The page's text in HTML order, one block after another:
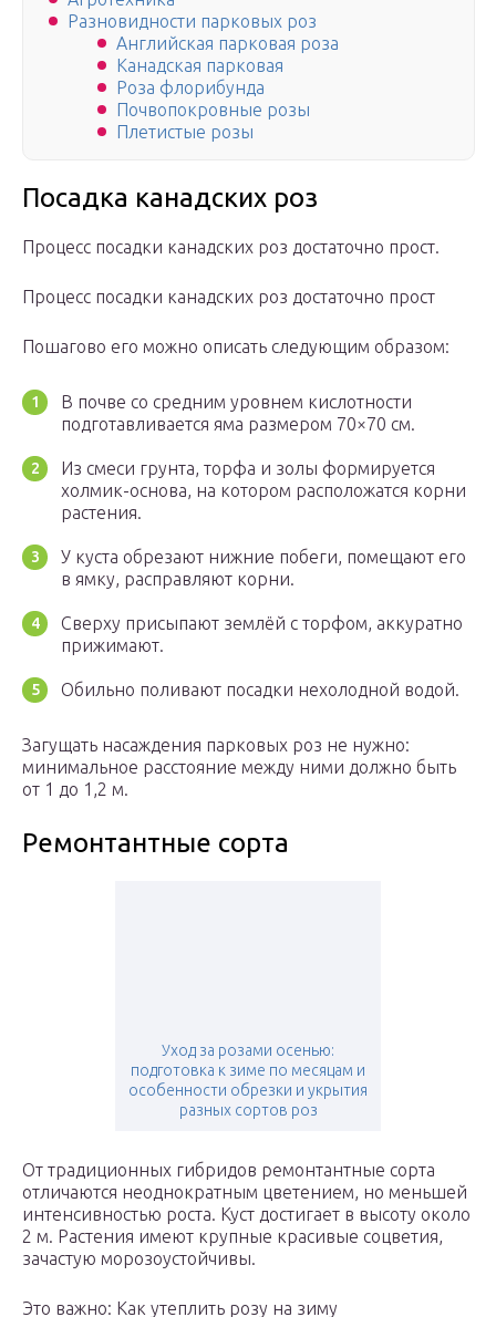
Разновидности парковых роз
Английская парковая роза
Канадская парковая
Роза флорибунда
Почвопокровные розы
Плетистые розы
Посадка канадских роз
Процесс посадки канадских роз достаточно прост.
Процесс посадки канадских роз достаточно прост
Пошагово его можно описать следующим образом:
В почве со средним уровнем кислотности
подготавливается яма размером 70×70 см.
Из смеси грунта, торфа и золы формируется
холмик-основа, на котором расположатся корни
растения.
У куста обрезают нижние побеги, помещают его
в ямку, расправляют корни.
Сверху присыпают землёй с торфом, аккуратно
прижимают.
Обильно поливают посадки нехолодной водой.
Загущать насаждения парковых роз не нужно:
минимальное расстояние между ними должно быть
от 1 до 1,2 м.
Ремонтантные сорта
Уход за розами осенью:
подготовка к зиме по месяцам и
особенности обрезки и укрытия
разных сортов роз
От традиционных гибридов ремонтантные сорта
отличаются неоднократным цветением, но меньшей
интенсивностью роста. Куст достигает в высоту около
2 м. Растения имеют крупные красивые соцветия,
зачастую морозоустойчивы.
Это важно: Как утеплить розу на зиму